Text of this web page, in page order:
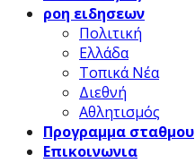
ροη ειδησεων
Πολιτική
Ελλάδα
Τοπικά Νέα
Διεθνή
Αθλητισμός
Προγραμμα σταθμου
Επικοινωνια